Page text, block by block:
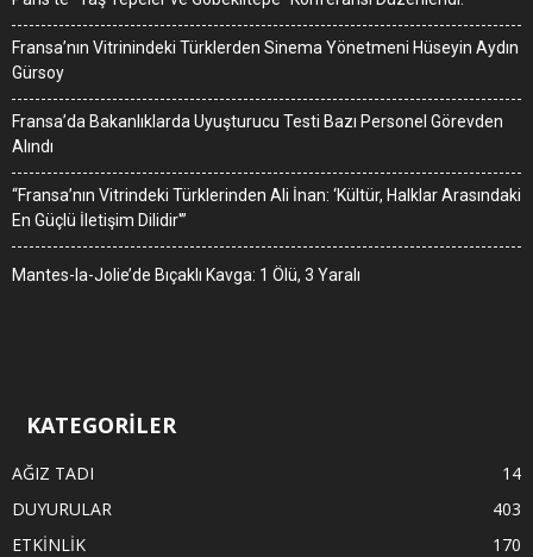
Fransa’nın Vitrinindeki Türklerden Sinema Yönetmeni Hüseyin Aydın
Gürsoy
Fransa’da Bakanlıklarda Uyuşturucu Testi Bazı Personel Görevden
Alındı
“Fransa’nın Vitrindeki Türklerinden Ali İnan: ‘Kültür, Halklar Arasındaki
En Güçlü İletişim Dilidir'”
Mantes-la-Jolie’de Bıçaklı Kavga: 1 Ölü, 3 Yaralı
KATEGORİLER
AĞIZ TADI
14
DUYURULAR
403
ETKİNLİK
170